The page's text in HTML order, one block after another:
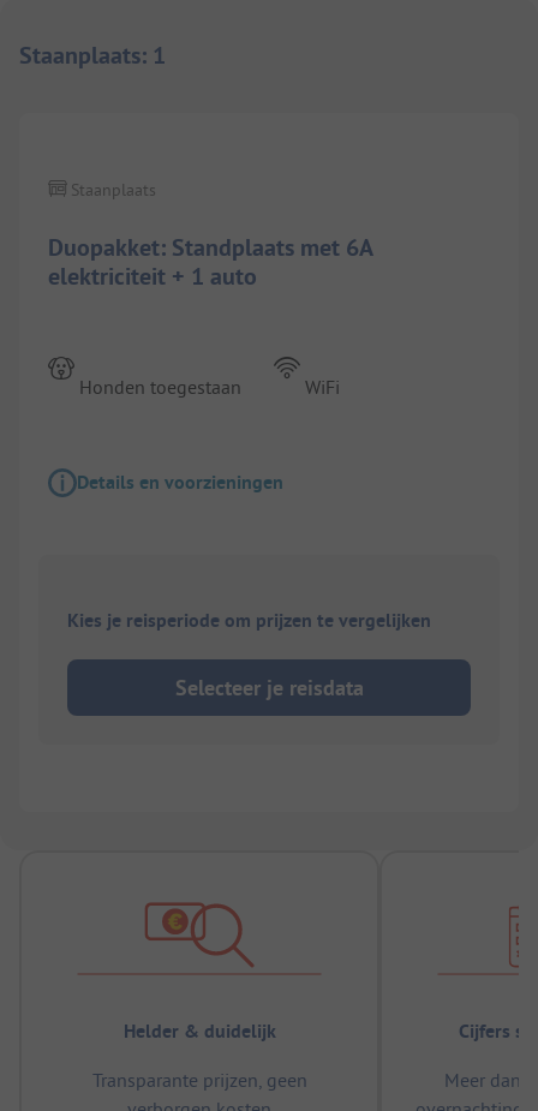
Staanplaats: 1
Duopakket: Standplaats met 6A
elektriciteit + 1 auto
Staanplaats
Honden toegestaan WiFi
Details en voorzieningen
Kies je reisperiode om prijzen te vergelijken
Selecteer je reisdata
Helder & duidelijk
Transparante prijzen, geen
Cijfers
Meer dan